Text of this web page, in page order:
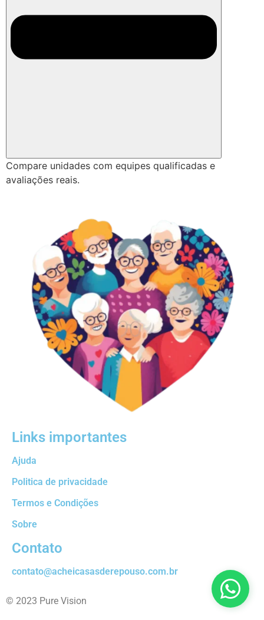
Compare unidades com equipes qualificadas e
avaliações reais.
Links importantes
Ajuda
Politica de privacidade
Termos e Condições
Sobre
Contato
contato@acheicasasderepouso.com.br
© 2023 Pure Vision